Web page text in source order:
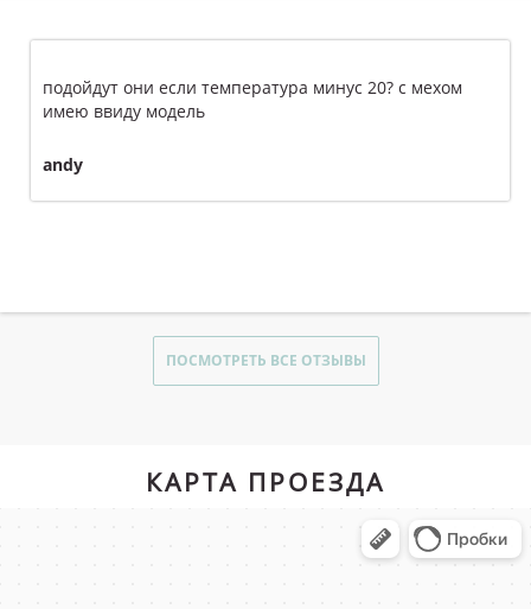
подойдут они если температура минус 20? с мехом
имею ввиду модель
andy
ПОСМОТРЕТЬ ВСЕ ОТЗЫВЫ
КАРТА ПРОЕЗДА